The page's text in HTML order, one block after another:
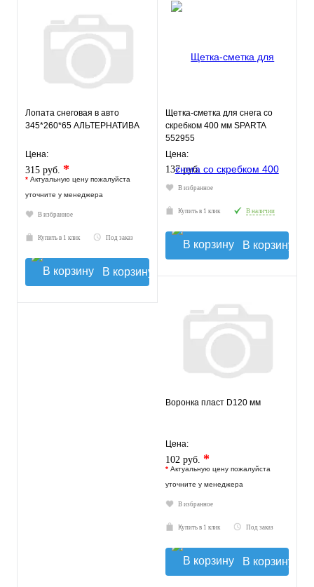
Лопата снеговая в авто
345*260*65 АЛЬТЕРНАТИВА
Цена:
315 руб. *
* Актуальную цену пожалуйста
уточните у менеджера
В избранное
Купить в 1 клик Под заказ
В корзину
Щетка-сметка для снега со
скребком 400 мм SPARTA
552955
Цена:
137 руб.
В избранное
Купить в 1 клик В наличии
В корзину
Воронка пласт D120 мм
Цена:
102 руб. *
* Актуальную цену пожалуйста
уточните у менеджера
В избранное
Купить в 1 клик Под заказ
В корзину